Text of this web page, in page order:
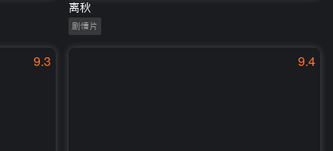
离秋
剧情片
9.3 9.4